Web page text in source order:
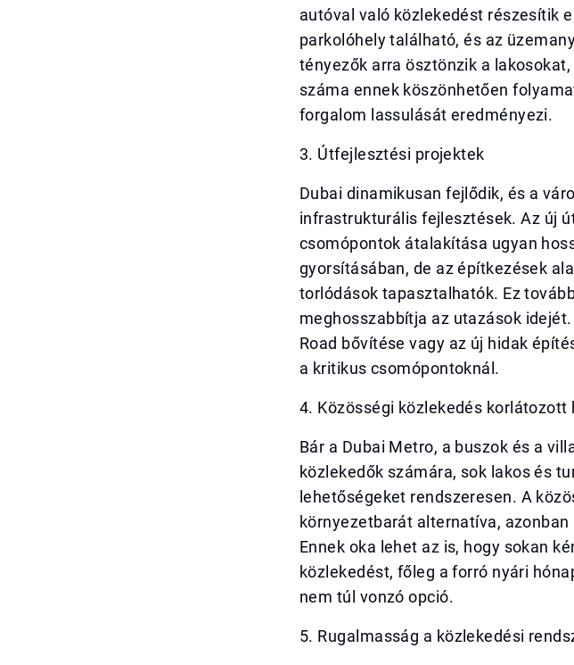
autóval való közlekedést részesítik
parkolóhely található, és az
tényezők arra ösztönzik a
száma ennek köszönhetően
forgalom lassulását eredményezi.
3. Útfejlesztési projektek
Dubai dinamikusan fejlődik, és a
infrastrukturális fejlesztések. Az új
csomópontok átalakítása ugyan
gyorsításában, de az építkezések
torlódások tapasztalhatók. Ez
meghosszabbítja az utazások
Road bővítése vagy az új hidak
a kritikus csomópontoknál.
4. Közösségi közlekedés korlátozott
Bár a Dubai Metro, a buszok és a
közlekedők számára, sok lakos és
lehetőségeket rendszeresen. A
környezetbarát alternatíva,
Ennek oka lehet az is, hogy sokan
közlekedést, főleg a forró nyári
nem túl vonzó opció.
5. Rugalmasság a közlekedési